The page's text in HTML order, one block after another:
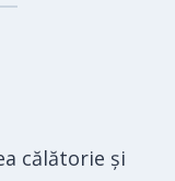
călătorie și